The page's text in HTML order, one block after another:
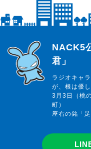
らじっと君
NACK5
君」
ラジオキャ
が、根は優
3月3日（桃
町）
座右の銘「足